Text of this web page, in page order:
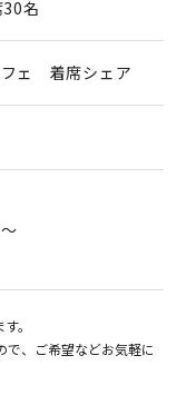
名
ェ 着席シェア
。
、ご希望などお気軽に